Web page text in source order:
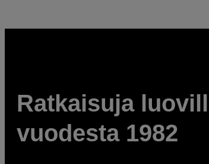
Ratkaisuja
vuodesta 1982